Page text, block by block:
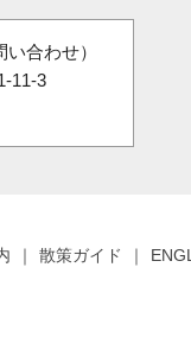
合わせ）
11-3
散策ガイド